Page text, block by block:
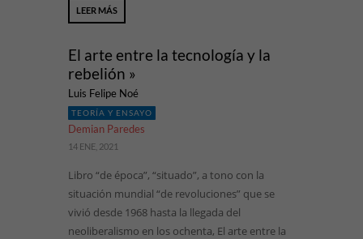
LEER MÁS
El arte entre la tecnología y la
rebelión »
Luis Felipe Noé
TEORÍA Y ENSAYO
Demian Paredes
14 ENE, 2021
Libro “de época”, “situado”, a tono con la
situación mundial “de revoluciones” que se
vivió desde 1968 hasta la llegada del
neoliberalismo en los ochenta, El arte entre la